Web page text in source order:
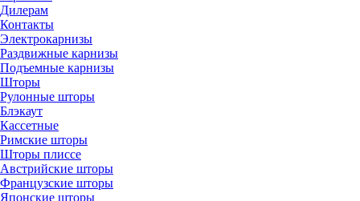
Дилерам
Контакты
Электрокарнизы
Раздвижные карнизы
Подъемные карнизы
Шторы
Рулонные шторы
Блэкаут
Кассетные
Римские шторы
Шторы плиссе
Австрийские шторы
Французские шторы
Японские шторы